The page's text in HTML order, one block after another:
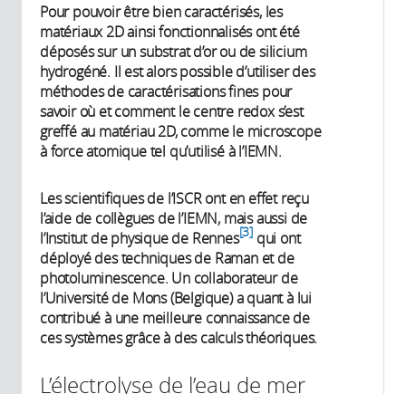
Pour pouvoir être bien caractérisés, les
matériaux 2D ainsi fonctionnalisés ont été
déposés sur un substrat d’or ou de silicium
hydrogéné. Il est alors possible d’utiliser des
méthodes de caractérisations fines pour
savoir où et comment le centre redox s’est
greffé au matériau 2D, comme le microscope
à force atomique tel qu’utilisé à l’IEMN.
Les scientifiques de l’ISCR ont en effet reçu
l’aide de collègues de l’IEMN, mais aussi de
l’Institut de physique de Rennes 3 qui ont
déployé des techniques de Raman et de
photoluminescence. Un collaborateur de
l’Université de Mons (Belgique) a quant à lui
contribué à une meilleure connaissance de
ces systèmes grâce à des calculs théoriques.
L’électrolyse de l’eau de mer